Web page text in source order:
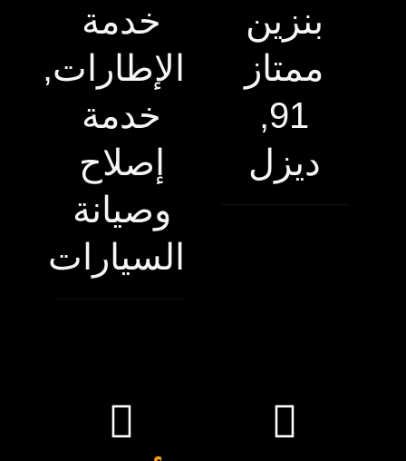
بنزين
ممتاز
91,
ديزل
خدمة
الإطارات,
خدمة
إصلاح
وصيانة
السيارات